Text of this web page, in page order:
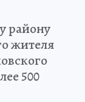
району
жителя
500